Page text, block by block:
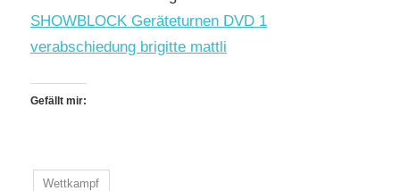
SHOWBLOCK Geräteturnen DVD 1
verabschiedung brigitte mattli
Gefällt mir:
Wettkampf